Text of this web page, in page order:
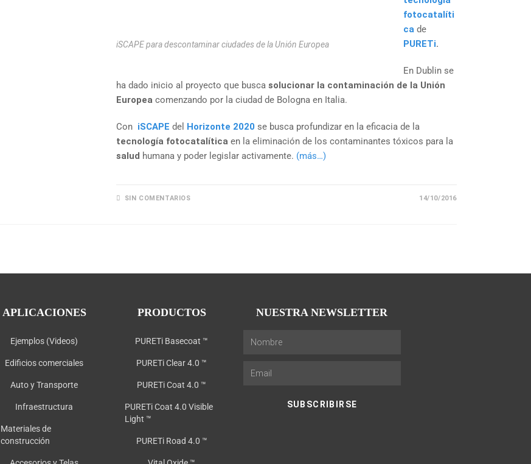
iSCAPE para descontaminar ciudades de la Unión Europea
fotocatalíti
cade
PURETi.
En Dublin se
ha dado inicio al proyecto que busca solucionar la contaminación de la Unión
Europea comenzando por la ciudad de Bologna en Italia.
Con iSCAPE del Horizonte 2020 se busca profundizar en la eficacia de la
tecnología fotocatalítica en la eliminación de los contaminantes tóxicos para la
salud humana y poder legislar activamente. (más…)
SIN COMENTARIOS 14/10/2016
APLICACIONES
Ejemplos (Videos)
Edificios comerciales
Auto y Transporte
Infraestructura
Materiales de
construcción
PRODUCTOS
PURETi Basecoat ™
PURETi Clear 4.0 ™
PURETi Coat 4.0 ™
PURETi Coat 4.0 Visible
Light ™
PURETi Road 4.0 ™
NUESTRA NEWSLETTER
SUBSCRIBIRSE